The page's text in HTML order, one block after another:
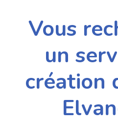
Vous
un
création